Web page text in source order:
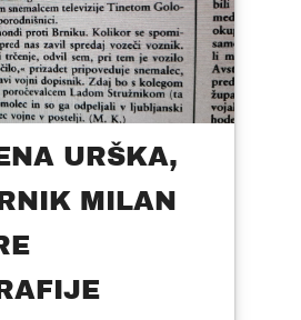
URŠKA,
MILAN